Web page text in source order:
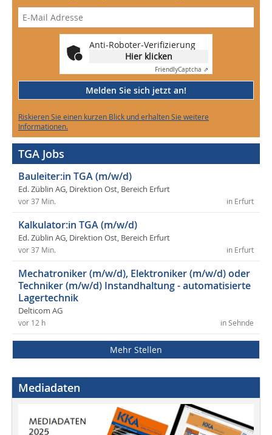
Anti-Roboter-Verifizierung
Hier klicken
FriendlyCaptcha ⇗
Melden Sie sich jetzt an!
Riskieren Sie einen kurzen Blick und erhalten Sie weitere
Informationen.
TGA Jobs
Bauleiter:in TGA (m/w/d)
Ed. Züblin AG, Direktion Ost, Bereich Erfurt
in Erfurt
vor 37 Min.
Kalkulator:in TGA (m/w/d)
Ed. Züblin AG, Direktion Ost, Bereich Erfurt
in Erfurt
vor 37 Min.
Mechatroniker (m/w/d), Elektroniker (m/w/d) oder
Techniker (m/w/d) Instandhaltung - automatisierte
Lagertechnik
Delticom AG
in Sehnde
vor 12 h
Mehr Stellen
Mediadaten